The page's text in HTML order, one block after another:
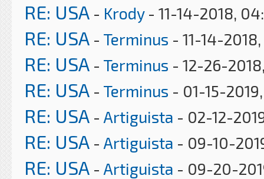
RE: USA - Krody- 11-14-2018,
RE: USA - Terminus - 11-14-
RE: USA - Terminus - 12-26-
RE: USA - Terminus - 01-15-
RE: USA - Artiguista - 02-12-
RE: USA - Artiguista - 09-10-
RE: USA - Artiguista - 09-20-